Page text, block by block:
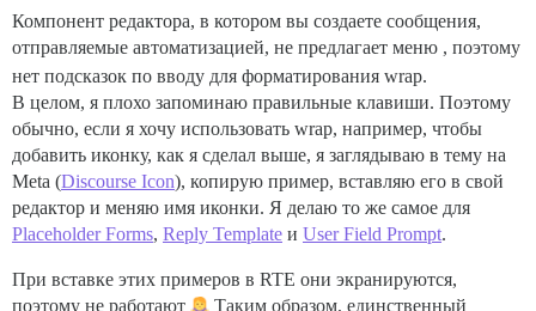
Компонент редактора, в котором вы создаете сообщения,
отправляемые автоматизацией, не предлагает меню , поэтому
нет подсказок по вводу для форматирования wrap.
В целом, я плохо запоминаю правильные клавиши. Поэтому
обычно, если я хочу использовать wrap, например, чтобы
добавить иконку, как я сделал выше, я заглядываю в тему на
Meta (Discourse Icon), копирую пример, вставляю его в свой
редактор и меняю имя иконки. Я делаю то же самое для
Placeholder Forms, Reply Template и User Field Prompt.
При вставке этих примеров в RTE они экранируются,
поэтому не работают
Таким образом, единственный